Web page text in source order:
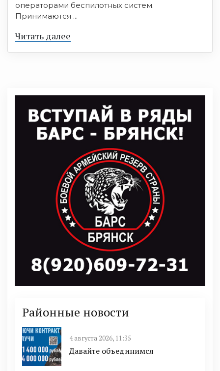
операторами беспилотных систем.
Принимаются ...
Читать далее
Районные новости
4 августа 2026, 11:35
Давайте объединимся